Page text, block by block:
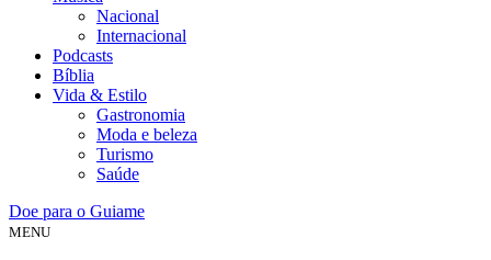
Nacional
Internacional
Podcasts
Bíblia
Vida & Estilo
Gastronomia
Moda e beleza
Turismo
Saúde
Doe para o Guiame
MENU